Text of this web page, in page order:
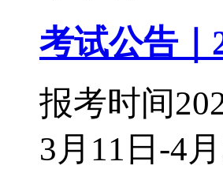
考试公告｜
报考时间
3月11日-4